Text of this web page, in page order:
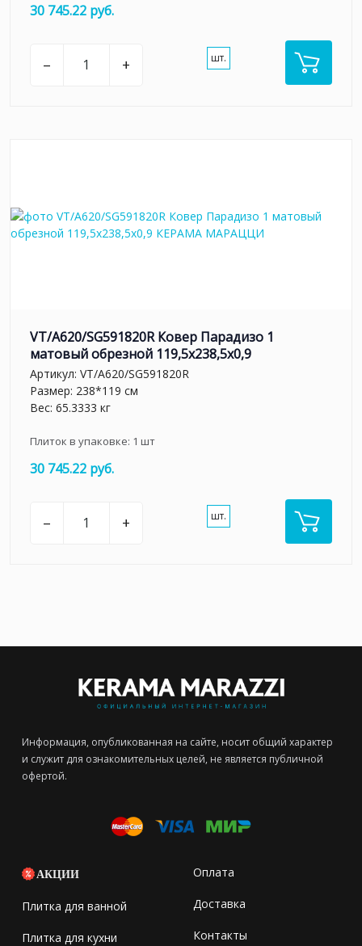
30 745.22 руб.
– + шт.
VT/A620/SG591820R Ковер Парадизо 1
матовый обрезной 119,5x238,5x0,9
Артикул: VT/A620/SG591820R
Размер: 238*119 см
Вес: 65.3333 кг
Плиток в упаковке: 1 шт
30 745.22 руб.
– + шт.
Информация, опубликованная на сайте, носит общий характер
и служит для ознакомительных целей, не является публичной
офертой.
АКЦИИ
Плитка для ванной
Плитка для кухни
Оплата
Доставка
Контакты